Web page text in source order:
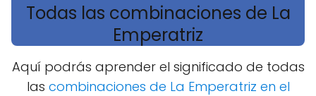
Todas las combinaciones de La
Emperatriz
Aquí podrás aprender el significado de todas
las combinaciones de La Emperatriz en el